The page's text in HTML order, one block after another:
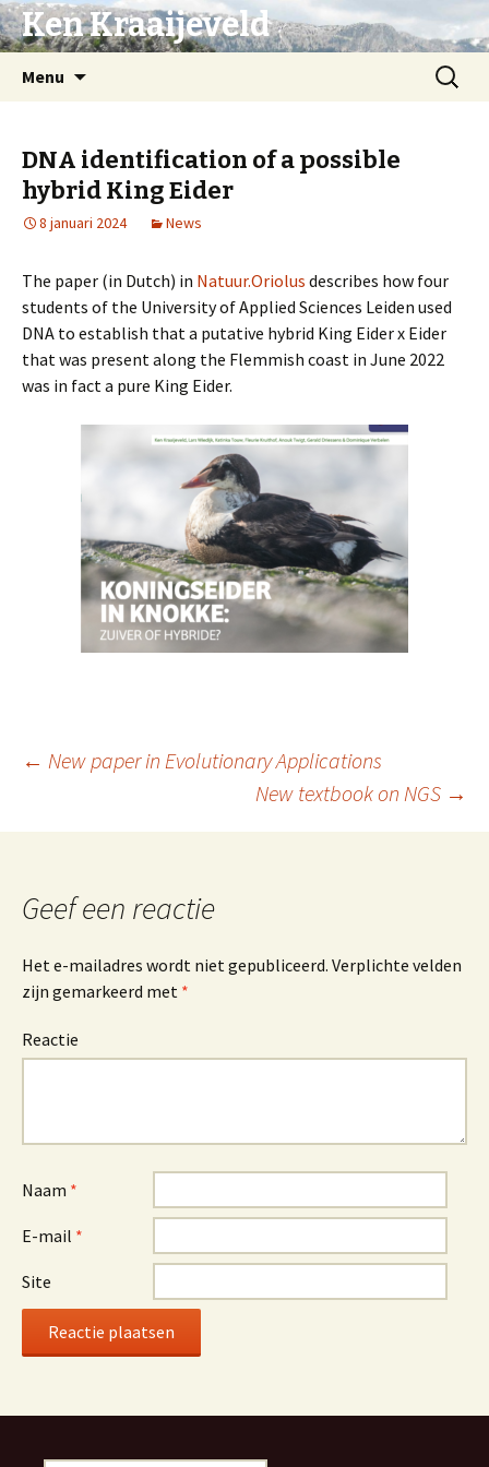
Ken Kraaijeveld
Menu
springen
Zoeken
naar:
DNA identification of a possible
hybrid King Eider
8 januari 2024 News
The paper (in Dutch) in Natuur.Oriolus describes how four
students of the University of Applied Sciences Leiden used
DNA to establish that a putative hybrid King Eider x Eider
that was present along the Flemmish coast in June 2022
was in fact a pure King Eider.
Berichtnavigatie
← New paper in Evolutionary Applications
New textbook on NGS →
Geef een reactie
Het e-mailadres wordt niet gepubliceerd. Verplichte velden
zijn gemarkeerd met *
Reactie
Naam *
E-mail *
Site